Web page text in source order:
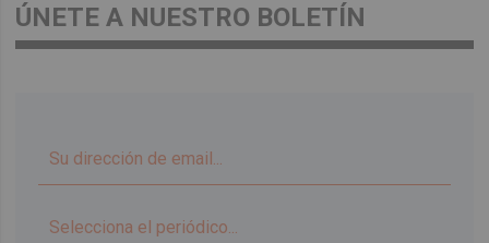
ÚNETE A NUESTRO BOLETÍN